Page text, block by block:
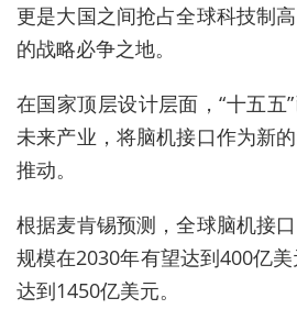
更是大国之间抢占全球科技制
的战略必争之地。
在国家顶层设计层面，“十五五
未来产业，将脑机接口作为新
推动。
根据麦肯锡预测，全球脑机接
规模在2030年有望达到400亿
达到1450亿美元。